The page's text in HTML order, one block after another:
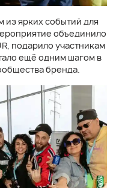
из ярких событий для
объединило
подарило участникам
ещё одним шагом в
бренда.